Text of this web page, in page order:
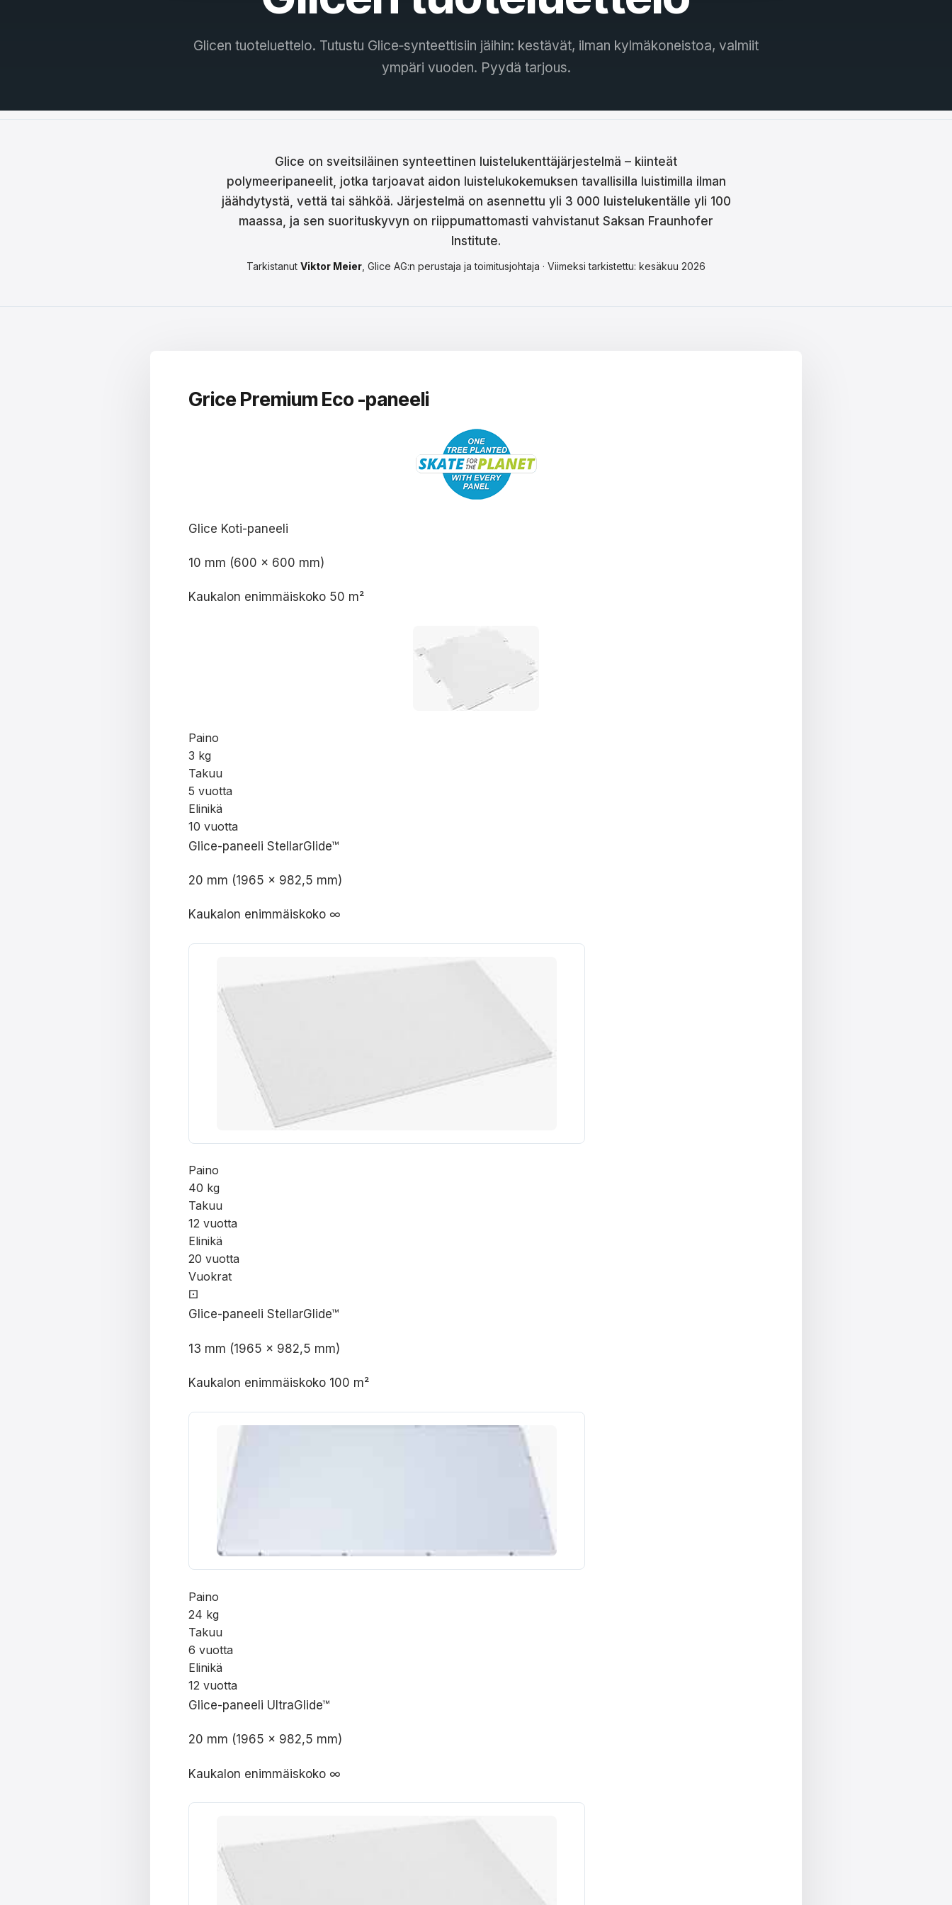
Čeština
Magyar
한국어
Русский
Glicen tuoteluettelo. Tutustu Glice‑synteettisiin jäihin: kestävät, ilman kylmäkoneistoa, valmiit
ympäri vuoden. Pyydä tarjous.
Glice on sveitsiläinen synteettinen luistelukenttäjärjestelmä – kiinteät
polymeeripaneelit, jotka tarjoavat aidon luistelukokemuksen tavallisilla luistimilla ilman
jäähdytystä, vettä tai sähköä. Järjestelmä on asennettu yli 3 000 luistelukentälle yli 100
maassa, ja sen suorituskyvyn on riippumattomasti vahvistanut Saksan Fraunhofer
Institute.
Tarkistanut Viktor Meier , Glice AG:n perustaja ja toimitusjohtaja · Viimeksi tarkistettu: kesäkuu 2026
Grice Premium Eco -paneeli
Glice Koti-paneeli
10 mm (600 x 600 mm)
Kaukalon enimmäiskoko 50 m²
Paino
3 kg
Takuu
5 vuotta
Elinikä
10 vuotta
Glice-paneeli StellarGlide™
20 mm (1965 x 982,5 mm)
Kaukalon enimmäiskoko ∞
Paino
40 kg
Takuu
12 vuotta
Elinikä
20 vuotta
Vuokrat
⚀
Glice-paneeli StellarGlide™
13 mm (1965 x 982,5 mm)
Kaukalon enimmäiskoko 100 m²
Paino
24 kg
Takuu
6 vuotta
Elinikä
12 vuotta
Glice-paneeli UltraGlide™
20 mm (1965 x 982,5 mm)
Kaukalon enimmäiskoko ∞